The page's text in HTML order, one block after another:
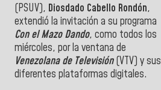
(PSUV), Diosdado Cabello Rondón,
extendió la invitación a su programa
Con el Mazo Dando, como todos los
miércoles, por la ventana de
Venezolana de Televisión (VTV) y sus
diferentes plataformas digitales.